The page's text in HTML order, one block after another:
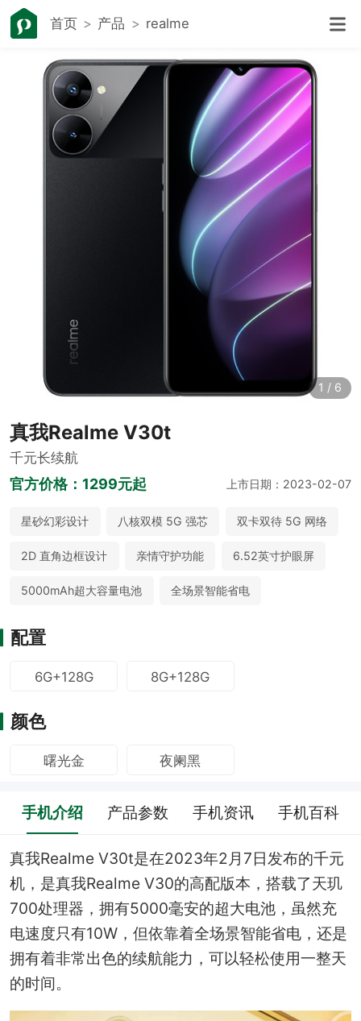
首页 产品 realme
1 / 6
真我Realme V30t
千元长续航
官方价格： 1299元起 上市日期：2023-02-07
星砂幻彩设计 八核双模 5G 强芯 双卡双待 5G 网络
2D 直角边框设计 亲情守护功能 6.52英寸护眼屏
5000mAh超大容量电池 全场景智能省电
配置
6G+128G 8G+128G
颜色
曙光金 夜阑黑
手机介绍 产品参数 手机资讯 手机百科
真我Realme V30t是在2023年2月7日发布的千元
机，是真我Realme V30的高配版本，搭载了天玑
700处理器，拥有5000毫安的超大电池，虽然充
电速度只有10W，但依靠着全场景智能省电，还是
拥有着非常出色的续航能力，可以轻松使用一整天
的时间。